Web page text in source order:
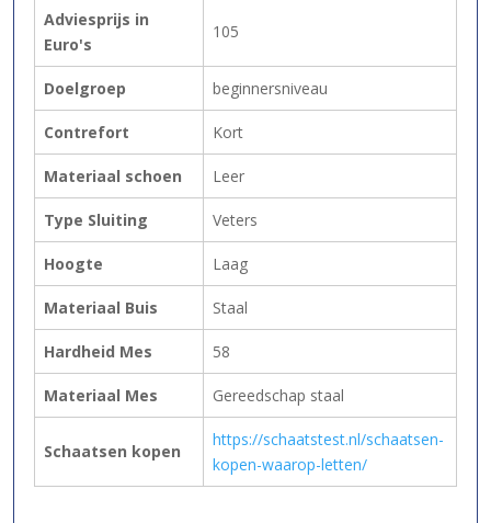
Adviesprijs in
Euro's
105
Doelgroep beginnersniveau
Contrefort Kort
Materiaal schoen Leer
Type Sluiting Veters
Hoogte Laag
Materiaal Buis Staal
Hardheid Mes 58
Materiaal Mes Gereedschap staal
Schaatsen kopen
https://schaatstest.nl/schaatsen-
kopen-waarop-letten/